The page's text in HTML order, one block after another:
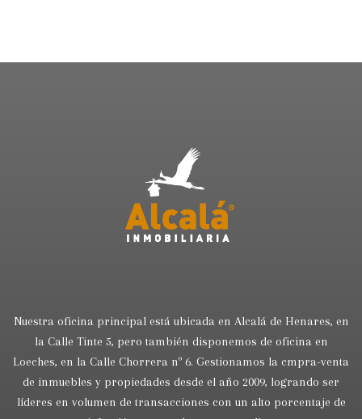
Nuestra oficina principal está ubicada en Alcalá de Henares, en
la Calle Tinte 5, pero también disponemos de oficina en
Loeches, en la Calle Chorrera nº 6. Gestionamos la cmpra-venta
de inmuebles y propiedades desde el año 2009, logrando ser
líderes en volumen de transacciones con un alto porcentaje de